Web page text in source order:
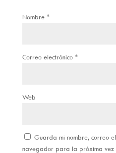
Nombre *
Correo electrónico *
Web
Guarda mi nombre, correo
navegador para la próxima vez